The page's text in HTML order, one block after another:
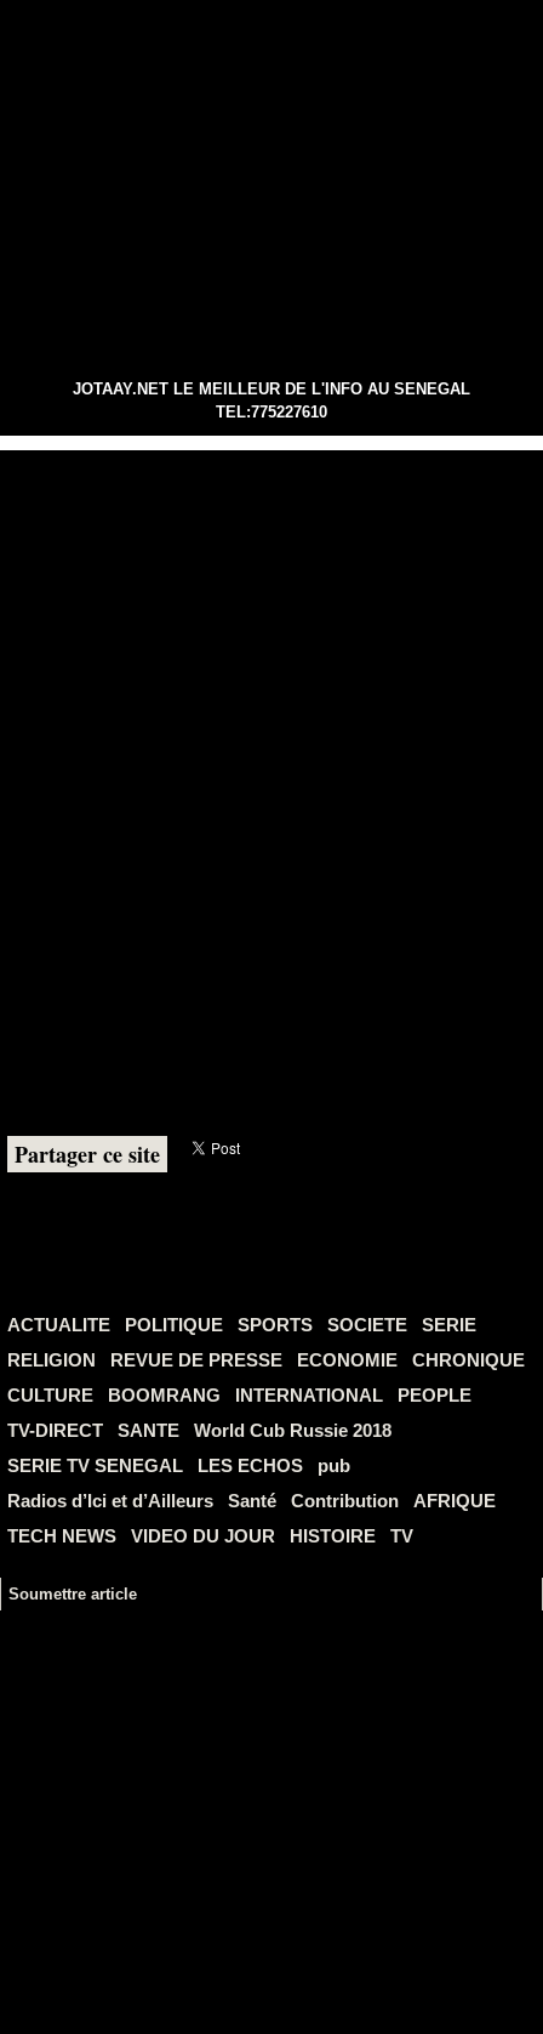
JOTAAY.NET LE MEILLEUR DE L'INFO AU SENEGAL
TEL:775227610
Partager ce site
ACTUALITE POLITIQUE SPORTS SOCIETE
SERIE
RELIGION
REVUE DE PRESSE ECONOMIE
CHRONIQUE
CULTURE
BOOMRANG INTERNATIONAL
PEOPLE
TV-DIRECT
SANTE
World Cub Russie 2018
SERIE TV SENEGAL
LES ECHOS
pub
Radios d’Ici et d’Ailleurs
Santé Contribution
AFRIQUE
TECH NEWS
VIDEO DU JOUR HISTOIRE TV
Soumettre article